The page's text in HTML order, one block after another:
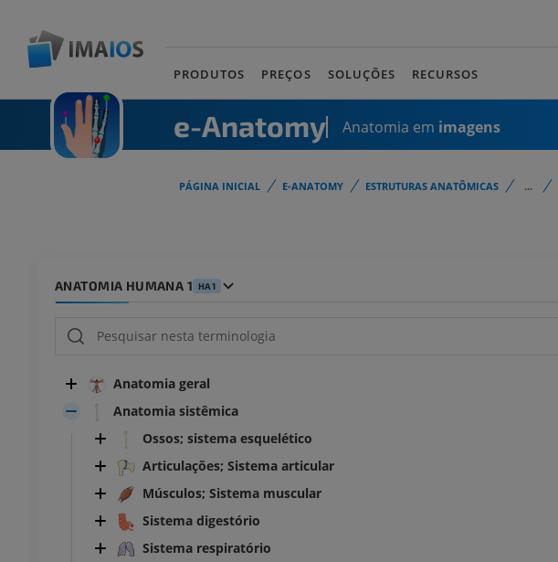
PRODUTOS PREÇOS SOLUÇÕES RECURSOS
e-Anatomy Anatomia em imagens
PÁGINA INICIAL E-ANATOMY ESTRUTURAS ANATÔMICAS ...
ANATOMIA HUMANA 1 HA1
Anatomia geral
Anatomia sistêmica
Ossos; sistema esquelético
Articulações; Sistema articular
Músculos; Sistema muscular
Sistema digestório
Sistema respiratório